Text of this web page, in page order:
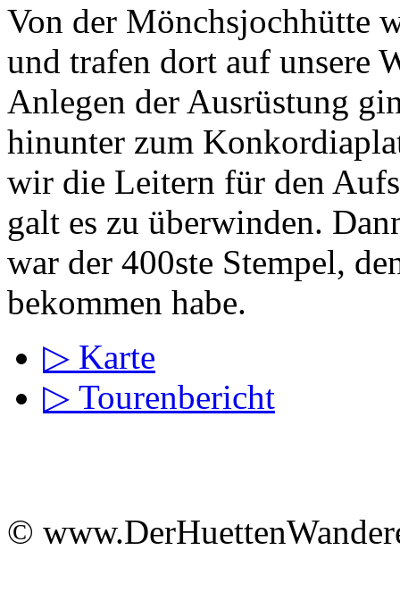
Von der Mönchsjochhütte
und trafen dort auf unsere
Anlegen der Ausrüstung
hinunter zum
wir die Leitern für den
galt es zu überwinden.
war der 400ste Stempel,
bekommen habe.
▷ Karte
▷ Tourenbericht
©